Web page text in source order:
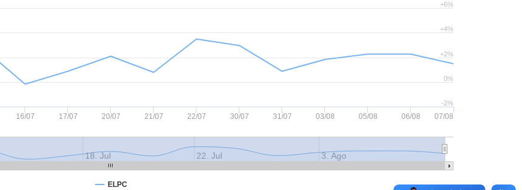
16/07 17/07 20/07 21/07 22/07 30/07 31/07 03/08 05/08 06/08 07/08
18. Jul 22. Jul 3. Ago
0%
+2%
+4%
+6%
-2%
ELPC